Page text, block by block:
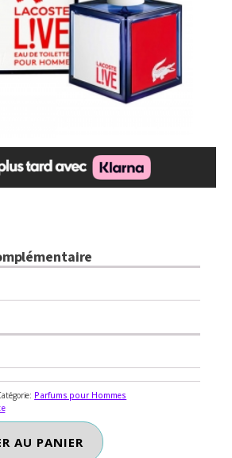
Parfums pour Hommes
AU PANIER